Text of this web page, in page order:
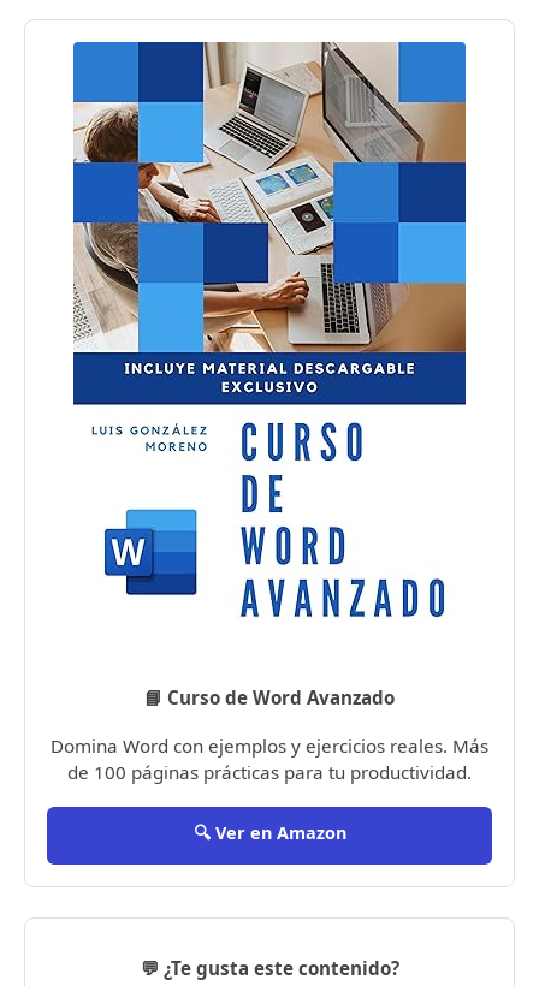
📘 Curso de Word Avanzado
Domina Word con ejemplos y ejercicios reales. Más
de 100 páginas prácticas para tu productividad.
🔍 Ver en Amazon
💬 ¿Te gusta este contenido?